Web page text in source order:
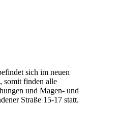
sich im neuen
, somit finden alle
und Magen- und
Straße 15-17 statt.